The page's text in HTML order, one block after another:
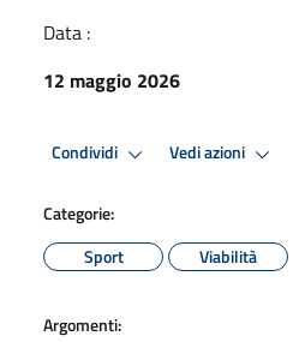
Data :
12 maggio 2026
Condividi Vedi azioni
Categorie:
Sport
Viabilità
Argomenti: